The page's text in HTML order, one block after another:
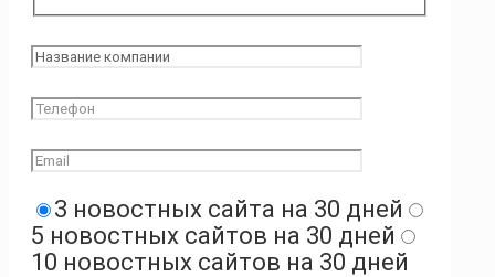
3 новостных сайта на 30 дней
5 новостных сайтов на 30 дней
10 новостных сайтов на 30 дней